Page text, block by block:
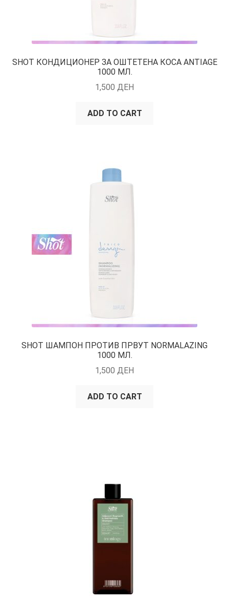
SHOT КОНДИЦИОНЕР ЗА ОШТЕТЕНА КОСА ANTIAGE
1000 МЛ.
1,500 ДЕН
ADD TO CART
SHOT ШАМПОН ПРОТИВ ПРВУТ NORMALAZING
1000 МЛ.
1,500 ДЕН
ADD TO CART